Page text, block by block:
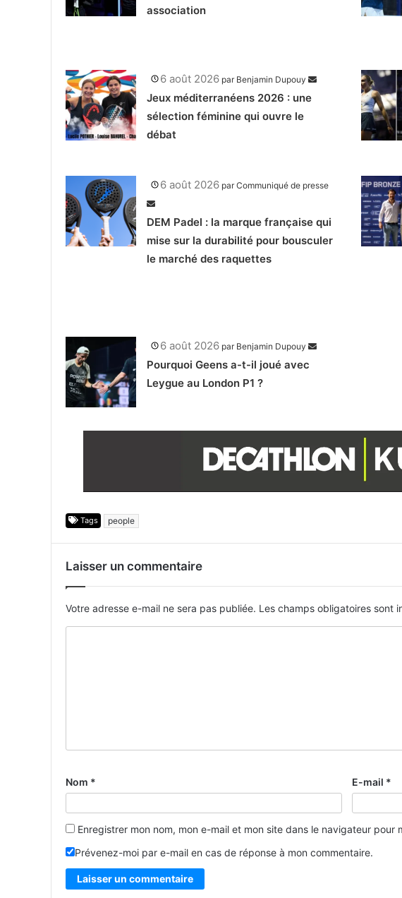
association
6 août 2026 par Benjamin Dupouy
Jeux méditerranéens 2026 : une
sélection féminine qui ouvre le
débat
6 août 2026 parCommuniqué de presse
DEM Padel : la marque française qui
mise sur la durabilité pour bousculer
le marché des raquettes
6 août 2026 par Benjamin Dupouy
Pourquoi Geens a-t-il joué avec
Leygue au London P1 ?
Tags people
Laisser un commentaire
Votre adresse e-mail ne sera pas publiée. Les champs obligatoires sont
Nom * E-mail *
Enregistrer mon nom, mon e-mail et mon site dans le navigateur pour
Prévenez-moi par e-mail en cas de réponse à mon commentaire.